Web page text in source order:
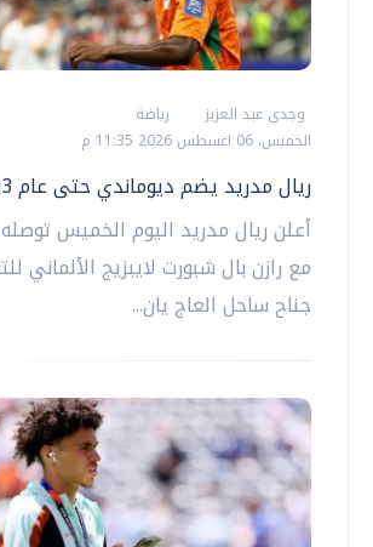
وجدي عبد العزيز
رياضة
الخميس، 06 اغسطس 2026 11:35 م
ريال مدريد يضم ديوماندي حتى عام 2033
أعلن ريال مدريد اليوم الخميس
مع رازن بال شبورت لايبزيج الألماني
جناح ساحل العاج يان...